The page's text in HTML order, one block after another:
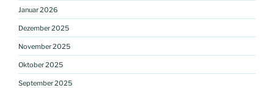
Januar 2026
Dezember 2025
November 2025
Oktober 2025
September 2025